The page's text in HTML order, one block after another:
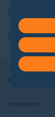
ZDFheute
Impressum
Hier
Weitere